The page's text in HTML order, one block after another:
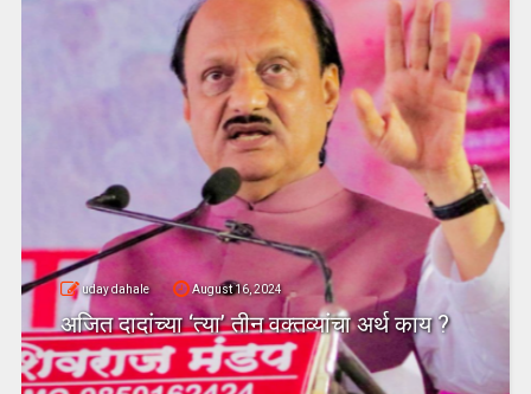
uday dahale August 16, 2024
अजित दादांच्या ‘त्या’ तीन वक्तव्यांचा अर्थ काय ?